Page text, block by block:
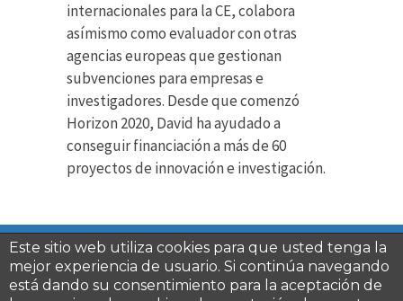
internacionales para la CE, colabora
asímismo como evaluador con otras
agencias europeas que gestionan
subvenciones para empresas e
investigadores. Desde que comenzó
Horizon 2020, David ha ayudado a
conseguir financiación a más de 60
proyectos de innovación e investigación.
Inicio Quienes somos
Servicios
Next Generation Eu
Trabaja con Nosotros
Este sitio web utiliza cookies para que usted tenga la
mejor experiencia de usuario. Si continúa navegando
está dando su consentimiento para la aceptación de